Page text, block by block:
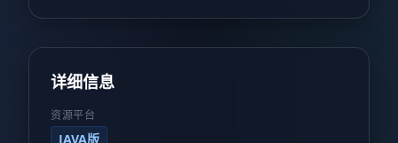
详细信息
资源平台
JAVA版